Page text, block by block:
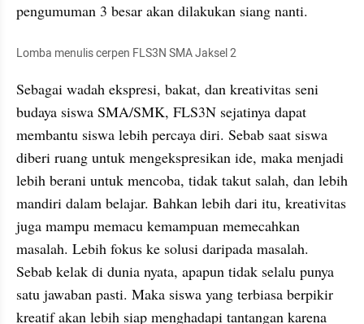
pengumuman 3 besar akan dilakukan siang nanti.
Lomba menulis cerpen FLS3N SMA Jaksel 2
Sebagai wadah ekspresi, bakat, dan kreativitas seni
budaya siswa SMA/SMK, FLS3N sejatinya dapat
membantu siswa lebih percaya diri. Sebab saat siswa
diberi ruang untuk mengekspresikan ide, maka menjadi
lebih berani untuk mencoba, tidak takut salah, dan lebih
mandiri dalam belajar. Bahkan lebih dari itu, kreativitas
juga mampu memacu kemampuan memecahkan
masalah. Lebih fokus ke solusi daripada masalah.
Sebab kelak di dunia nyata, apapun tidak selalu punya
satu jawaban pasti. Maka siswa yang terbiasa berpikir
kreatif akan lebih siap menghadapi tantangan karena